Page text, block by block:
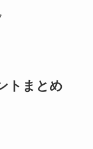
トまとめ